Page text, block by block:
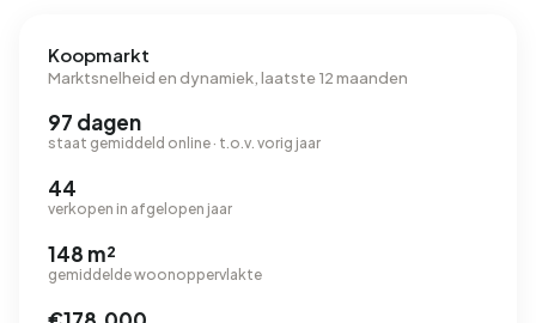
Koopmarkt
Marktsnelheid en dynamiek, laatste 12 maanden
97 dagen
staat gemiddeld online · t.o.v. vorig jaar
44
verkopen in afgelopen jaar
148 m²
gemiddelde woonoppervlakte